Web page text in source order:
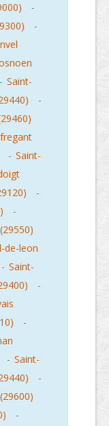
-
-
- Saint-
-
- Saint-
-
-
de-leon
- Saint-
-
-
- Saint-
-
-